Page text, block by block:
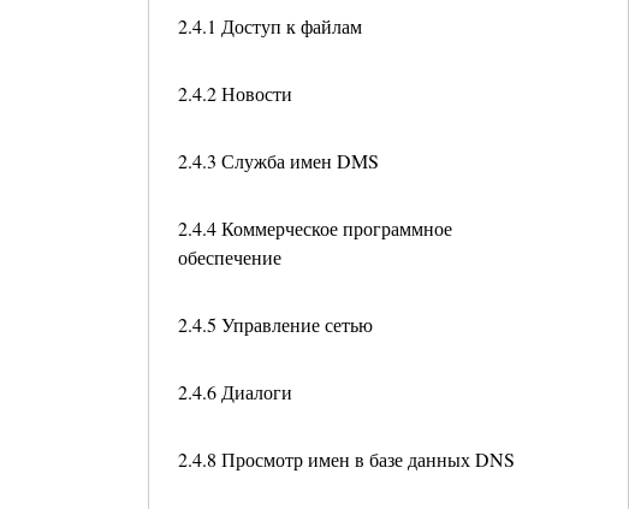
2.4.1 Доступ к файлам
2.4.2 Новости
2.4.3 Служба имен DMS
2.4.4 Коммерческое программное
обеспечение
2.4.5 Управление сетью
2.4.6 Диалоги
2.4.8 Просмотр имен в базе данных DNS